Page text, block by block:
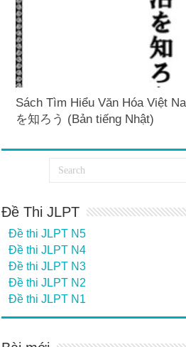
Sách Tìm Hiểu Văn Hóa Việt
を知ろう (Bản tiếng Nhật)
Đề Thi JLPT
Đề thi JLPT N5
Đề thi JLPT N4
Đề thi JLPT N3
Đề thi JLPT N2
Đề thi JLPT N1